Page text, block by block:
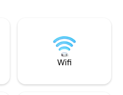
unieke
eigen terras
uitzicht op de
en een kleine
badkamer.
Wifi